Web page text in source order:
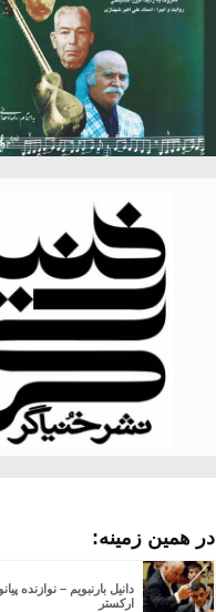
در همین زمینه:
دانیل بارنبویم – نوازنده
ارکستر